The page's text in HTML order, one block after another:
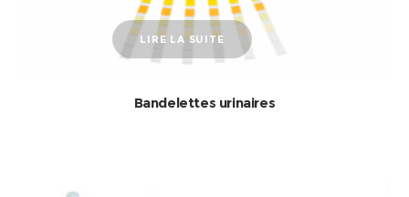
LIRE LA SUITE
Bandelettes urinaires